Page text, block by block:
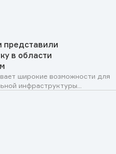
представили
в области
широкие возможности для
инфраструктуры...